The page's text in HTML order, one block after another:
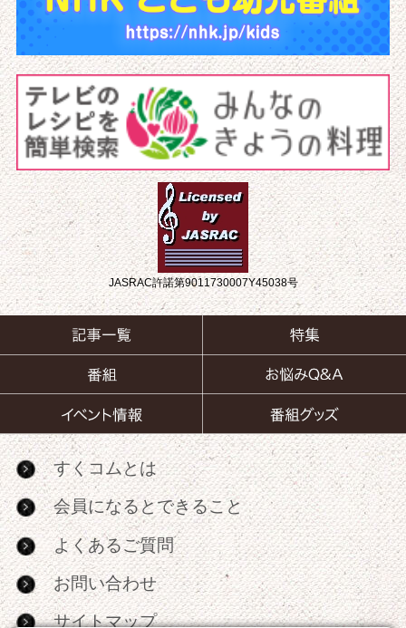
JASRAC許諾第9011730007Y45038号
すくコムとは
会員になるとできること
よくあるご質問
お問い合わせ
サイトマップ